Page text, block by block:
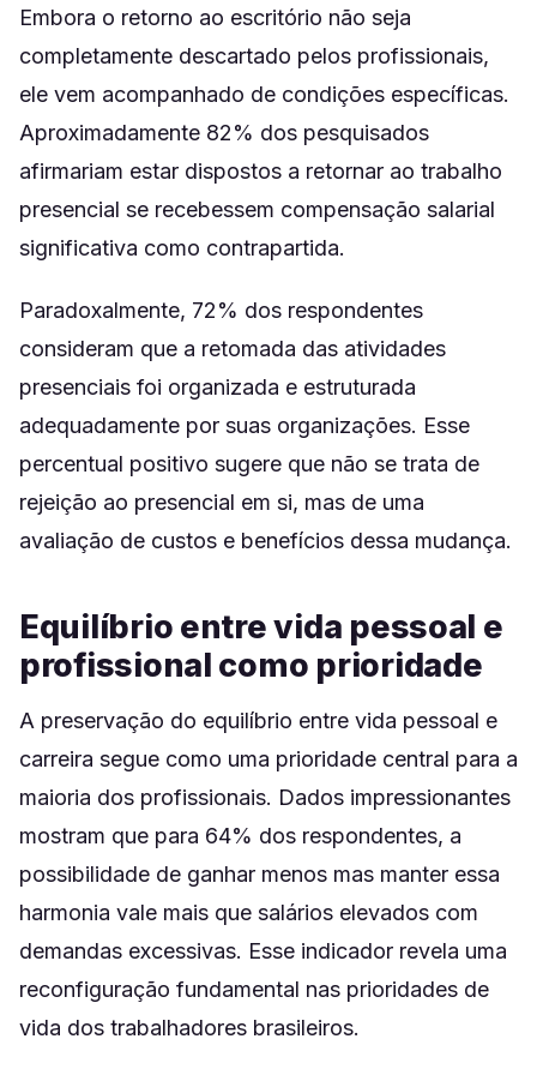
Embora o retorno ao escritório não seja
completamente descartado pelos profissionais,
ele vem acompanhado de condições específicas.
Aproximadamente 82% dos pesquisados
afirmariam estar dispostos a retornar ao trabalho
presencial se recebessem compensação salarial
significativa como contrapartida.
Paradoxalmente, 72% dos respondentes
consideram que a retomada das atividades
presenciais foi organizada e estruturada
adequadamente por suas organizações. Esse
percentual positivo sugere que não se trata de
rejeição ao presencial em si, mas de uma
avaliação de custos e benefícios dessa mudança.
Equilíbrio entre vida pessoal e
profissional como prioridade
A preservação do equilíbrio entre vida pessoal e
carreira segue como uma prioridade central para a
maioria dos profissionais. Dados impressionantes
mostram que para 64% dos respondentes, a
possibilidade de ganhar menos mas manter essa
harmonia vale mais que salários elevados com
demandas excessivas. Esse indicador revela uma
reconfiguração fundamental nas prioridades de
vida dos trabalhadores brasileiros.